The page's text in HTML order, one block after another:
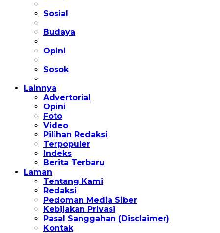
Sosial
Budaya
Opini
Sosok
Lainnya
Advertorial
Opini
Foto
Video
Pilihan Redaksi
Terpopuler
Indeks
Berita Terbaru
Laman
Tentang Kami
Redaksi
Pedoman Media Siber
Kebijakan Privasi
Pasal Sanggahan (Disclaimer)
Kontak